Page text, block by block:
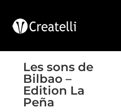
Les sons de
Bilbao –
Edition La
Peña